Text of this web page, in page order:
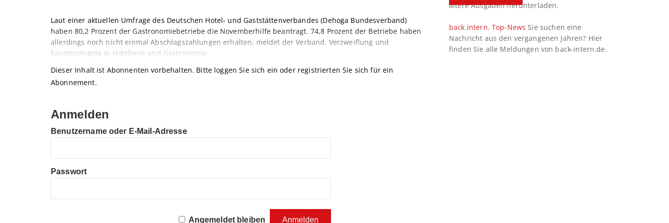
Laut einer aktuellen Umfrage des Deutschen Hotel- und Gaststättenverbandes (Dehoga Bundesverband)
haben 80,2 Prozent der Gastronomiebetriebe die Novemberhilfe beantragt. 74,8 Prozent der Betriebe haben
allerdings noch nicht einmal Abschlagszahlungen erhalten, meldet der Verband. Verzweiflung und
Existenzängste in Hotellerie und Gastronomie
Dieser Inhalt ist Abonnenten vorbehalten. Bitte loggen Sie sich ein oder registrierten Sie sich für ein
Abonnement.
Anmelden
Benutzername oder E-Mail-Adresse
Passwort
Angemeldet bleiben
ältere Ausgaben herunterladen.
back.intern. Top-News Sie suchen eine
Nachricht aus den vergangenen Jahren? Hier
finden Sie alle Meldungen von back-intern.de.